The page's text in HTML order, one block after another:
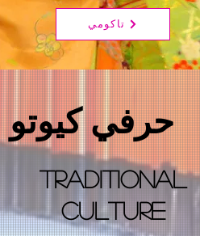
تاكومي
حرفي كيوتو
traditional
culture